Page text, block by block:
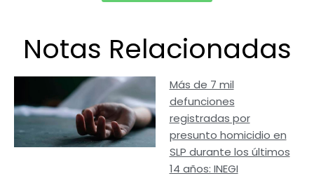
Notas Relacionadas
Más de 7 mil
defunciones
registradas por
presunto homicidio en
SLP durante los últimos
14 años: INEGI